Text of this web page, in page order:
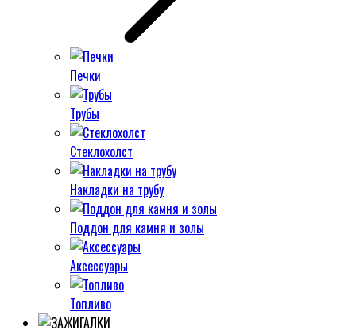
Печки
Трубы
Стеклохолст
Накладки на трубу
Поддон для камня и золы
Аксессуары
Топливо